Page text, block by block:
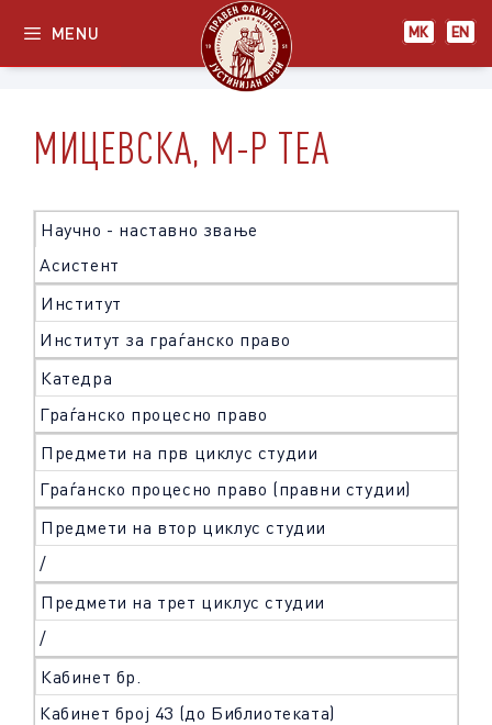
content
МК EN
MENU
МИЦЕВСКА, М-Р ТЕА
Научно - наставно звање
Асистент
Институт
Институт за граѓанско право
Катедра
Граѓанско процесно право
Предмети на прв циклус студии
Граѓанско процесно право (правни студии)
Предмети на втор циклус студии
/
Предмети на трет циклус студии
/
Кабинет бр.
Кабинет број 43 (до Библиотеката)